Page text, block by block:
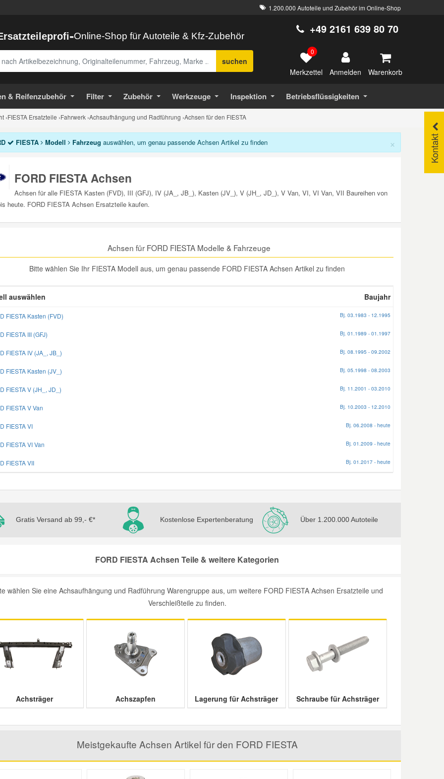
1.200.000 Autoteile und Zubehör im Online-Shop
-Online-Shop für Autoteile & Kfz-Zubehör
suchen
+49 2161 639 80 70
0
Merkzettel Anmelden Warenkorb
& Reifenzubehör Filter Zubehör Werkzeuge Inspektion Betriebsflüssigkeiten
›FIESTA Ersatzteile ›Fahrwerk ›Achsaufhängung und Radführung ›Achsen für den FIESTA
Kontakt
×
FIESTA Modell Fahrzeug auswählen, um genau passende Achsen Artikel zu finden
FORD FIESTA Achsen
Achsen für alle FIESTA Kasten (FVD), III (GFJ), IV (JA_, JB_), Kasten (JV_), V (JH_, JD_), V Van, VI, VI Van, VII Baureihen von
heute. FORD FIESTA Achsen Ersatzteile kaufen.
Achsen für FORD FIESTA Modelle & Fahrzeuge
Bitte wählen Sie Ihr FIESTA Modell aus, um genau passende FORD FIESTA Achsen Artikel zu finden
auswählen Baujahr
FIESTA Kasten (FVD) Bj. 03.1983 - 12.1995
FIESTA III (GFJ) Bj. 01.1989 - 01.1997
FIESTA IV (JA_, JB_) Bj. 08.1995 - 09.2002
FIESTA Kasten (JV_) Bj. 05.1998 - 08.2003
FIESTA V (JH_, JD_) Bj. 11.2001 - 03.2010
FIESTA V Van Bj. 10.2003 - 12.2010
FIESTA VI Bj. 06.2008 - heute
FIESTA VI Van Bj. 01.2009 - heute
FIESTA VII Bj. 01.2017 - heute
Gratis Versand ab 99,- €* Kostenlose Expertenberatung Über 1.200.000 Autoteile
FORD FIESTA Achsen Teile & weitere Kategorien
wählen Sie eine Achsaufhängung und Radführung Warengruppe aus, um weitere FORD FIESTA Achsen Ersatzteile und
Verschleißteile zu finden.
Achsträger Achszapfen Lagerung für Achsträger Schraube für Achsträger
Meistgekaufte Achsen Artikel für den FORD FIESTA